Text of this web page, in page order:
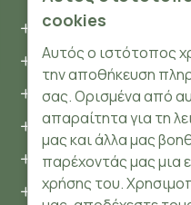
Όροι και συνθήκες
Προσωπικά δεδομένα
Ασφάλεια
Τρόποι Πληρωμής
Τρόποι Αποστολής
Επιστροφές
cookies
Αυτός ο ιστότοπος
την αποθήκευση
σας. Ορισμένα από
απαραίτητα για τη
μας και άλλα μας
παρέχοντάς μας μια
χρήσης του.